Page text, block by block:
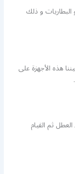
و ذلك
هذه الأجهزة على
ثم القيام